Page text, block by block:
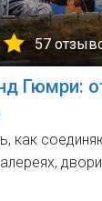
57
Гюмри:
как